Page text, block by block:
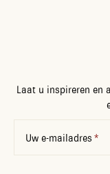
Laat u inspireren en
Uw e-mailadres